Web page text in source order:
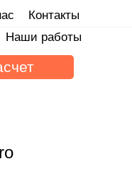
Наши работы
Контакты